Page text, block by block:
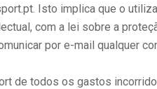
Isto implica que o
com a lei sobre a
por e-mail qualquer
de todos os gastos